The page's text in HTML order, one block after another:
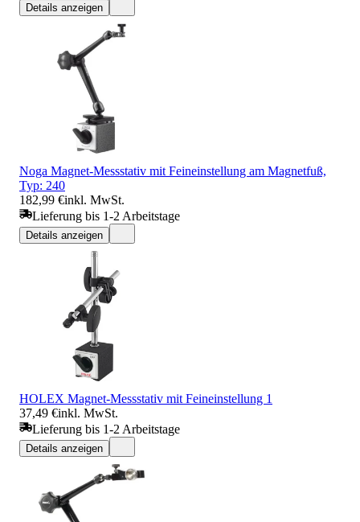
Details anzeigen
Noga Magnet-Messstativ mit Feineinstellung am Magnetfuß,
Typ: 240
182,99 €inkl. MwSt.
Lieferung bis 1-2 Arbeitstage
Details anzeigen
HOLEX Magnet-Messstativ mit Feineinstellung 1
37,49 €inkl. MwSt.
Lieferung bis 1-2 Arbeitstage
Details anzeigen